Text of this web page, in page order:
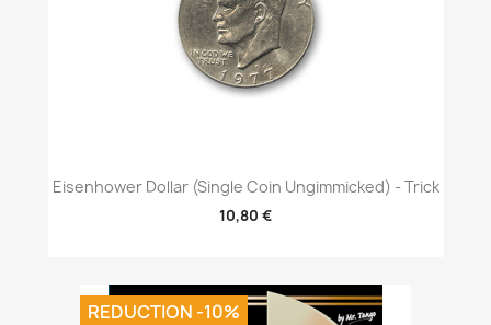
Eisenhower Dollar (Single Coin Ungimmicked) - Trick
10,80 €
REDUCTION -10%